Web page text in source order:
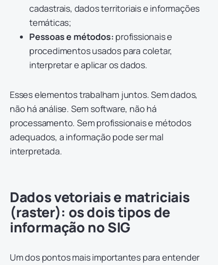
cadastrais, dados territoriais e informações
temáticas;
Pessoas e métodos: profissionais e
procedimentos usados para coletar,
interpretar e aplicar os dados.
Esses elementos trabalham juntos. Sem dados,
não há análise. Sem software, não há
processamento. Sem profissionais e métodos
adequados, a informação pode ser mal
interpretada.
Dados vetoriais e matriciais
(raster): os dois tipos de
informação no SIG
Um dos pontos mais importantes para entender